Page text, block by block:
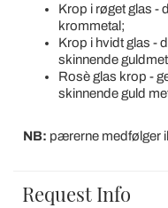
Krop i røget glas -
krommetal;
Krop i hvidt glas -
skinnende
Rosè glas krop -
skinnende guld
NB: pærerne medfølger
Request Info